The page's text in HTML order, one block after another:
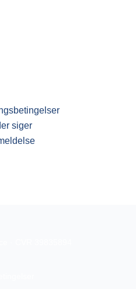
siger